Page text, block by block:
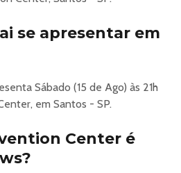
se apresentar em
Sábado (15 de Ago) às 21h
em Santos - SP.
Center é